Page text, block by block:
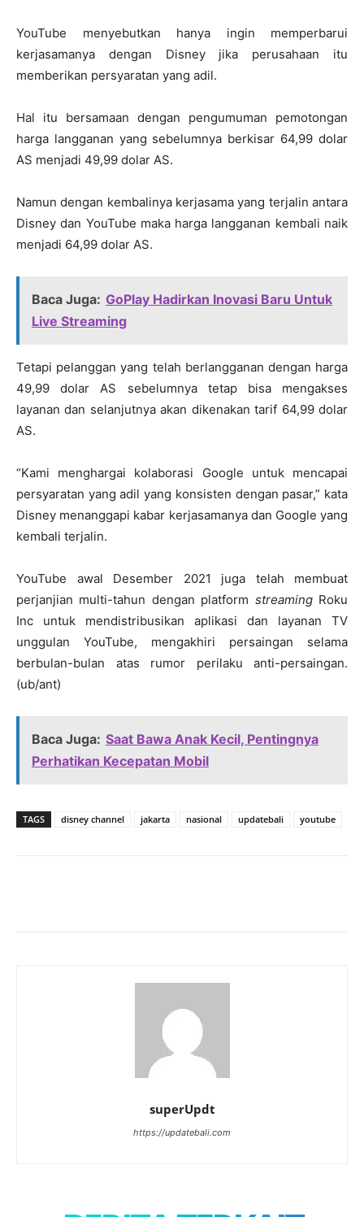
YouTube menyebutkan hanya ingin memperbarui
kerjasamanya dengan Disney jika perusahaan itu
memberikan persyaratan yang adil.
Hal itu bersamaan dengan pengumuman pemotongan
harga langganan yang sebelumnya berkisar 64,99 dolar
AS menjadi 49,99 dolar AS.
Namun dengan kembalinya kerjasama yang terjalin antara
Disney dan YouTube maka harga langganan kembali naik
menjadi 64,99 dolar AS.
Baca Juga: GoPlay Hadirkan Inovasi Baru Untuk
Live Streaming
Tetapi pelanggan yang telah berlangganan dengan harga
49,99 dolar AS sebelumnya tetap bisa mengakses
layanan dan selanjutnya akan dikenakan tarif 64,99 dolar
AS.
“Kami menghargai kolaborasi Google untuk mencapai
persyaratan yang adil yang konsisten dengan pasar,” kata
Disney menanggapi kabar kerjasamanya dan Google yang
kembali terjalin.
YouTube awal Desember 2021 juga telah membuat
perjanjian multi-tahun dengan platform streamingRoku
Inc untuk mendistribusikan aplikasi dan layanan TV
unggulan YouTube, mengakhiri persaingan selama
berbulan-bulan atas rumor perilaku anti-persaingan.
(ub/ant)
Baca Juga: Saat Bawa Anak Kecil, Pentingnya
Perhatikan Kecepatan Mobil
TAGS disney channel jakarta nasional updatebali youtube
superUpdt
https://updatebali.com